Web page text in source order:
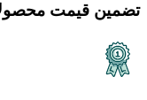
تضمین قیمت